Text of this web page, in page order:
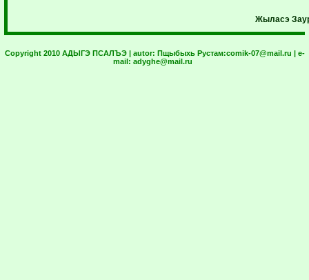
Жыласэ
Copyright 2010 АДЫГЭ ПСАЛЪЭ | autor: Пщыбыхь Рустам:comik-07@mail.ru | e-
mail: adyghe@mail.ru